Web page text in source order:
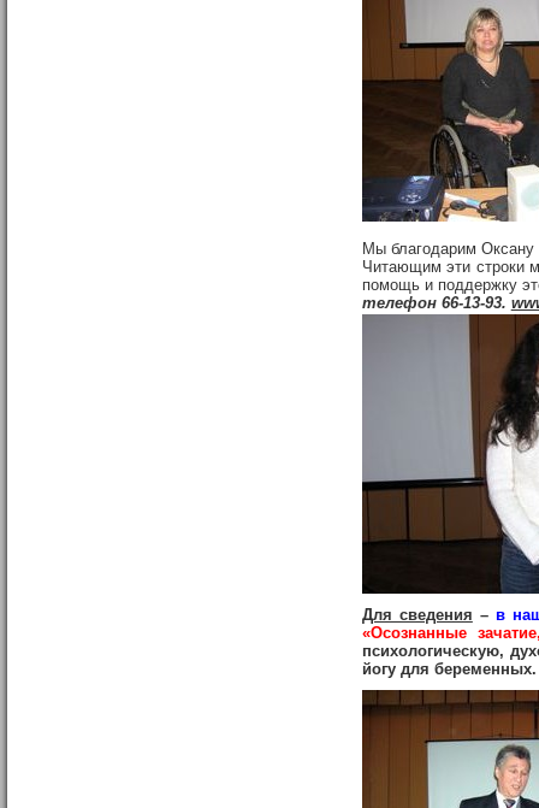
Мы благодарим
Читающим эти строки
помощь и поддержку
телефон 66-13-93.
Для сведения –в
«Осознанные
психологическую,
йогу для беременных.